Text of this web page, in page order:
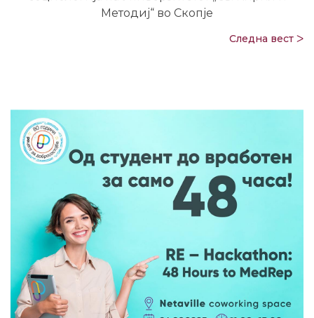
Методиј“ во Скопје
Следна вест ᐳ